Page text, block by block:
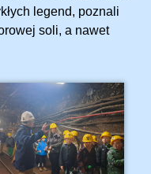
legend, poznali
soli, a nawet